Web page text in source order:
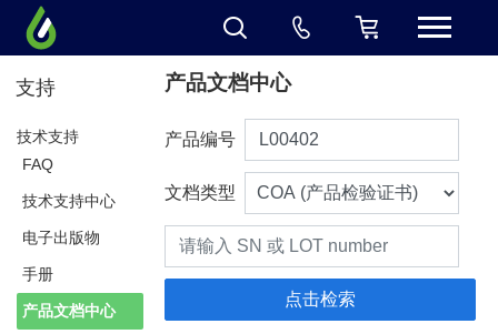
支持
技术支持
FAQ
技术支持中心
电子出版物
手册
产品文档中心
产品文档中心
产品编号
文档类型